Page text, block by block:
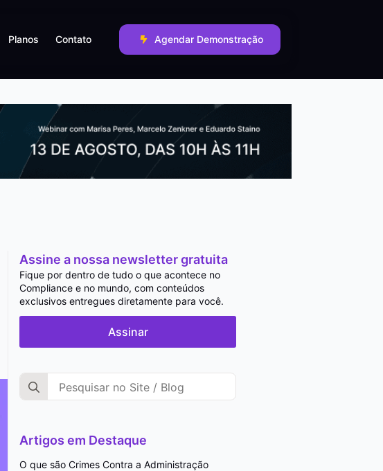
Planos Contato Agendar Demonstração
Assine a nossa newsletter gratuita
Fique por dentro de tudo o que acontece no
Compliance e no mundo, com conteúdos
exclusivos entregues diretamente para você.
Assinar
Search
for:
Artigos em Destaque
O que são Crimes Contra a Administração